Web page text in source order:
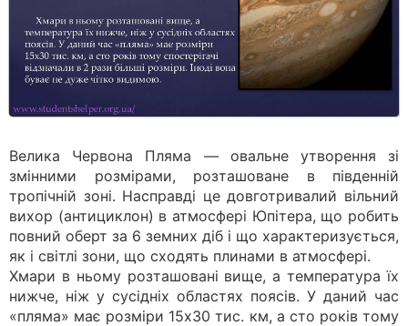
Велика Червона Пляма — овальне утворення зі
змінними розмірами, розташоване в південній
тропічній зоні. Насправді це довготривалий вільний
вихор (антициклон) в атмосфері Юпітера, що робить
повний оберт за 6 земних діб і що характеризується,
як і світлі зони, що сходять плинами в атмосфері.
Хмари в ньому розташовані вище, а температура їх
нижче, ніж у сусідніх областях поясів. У даний час
«пляма» має розміри 15х30 тис. км, а сто років тому